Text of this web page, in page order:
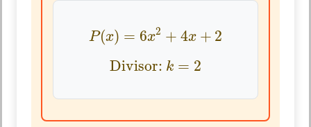
P(x) = 6x2 + 4x + 2
P ( 6 x2 + x 2
Divisor: k = 2
Divisor:k 2